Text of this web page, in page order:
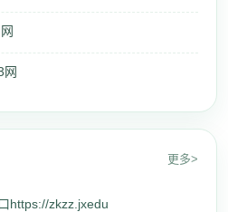
网
更多>
https://zkzz.jxedu